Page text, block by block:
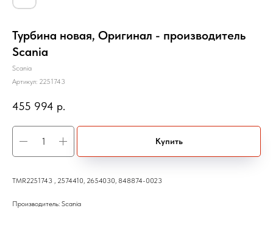
Турбина новая, Оригинал - производитель
Scania
Scania
Артикул: 2251743
455 994 р.
Купить
TMR2251743 , 2574410, 2654030, 848874-0023
Производитель: Scania